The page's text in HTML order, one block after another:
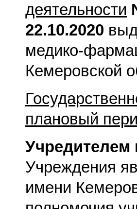
деятельности
22.10.2020
медико-
Кемеровской
плановый
Учредителем
Учреждения
имени